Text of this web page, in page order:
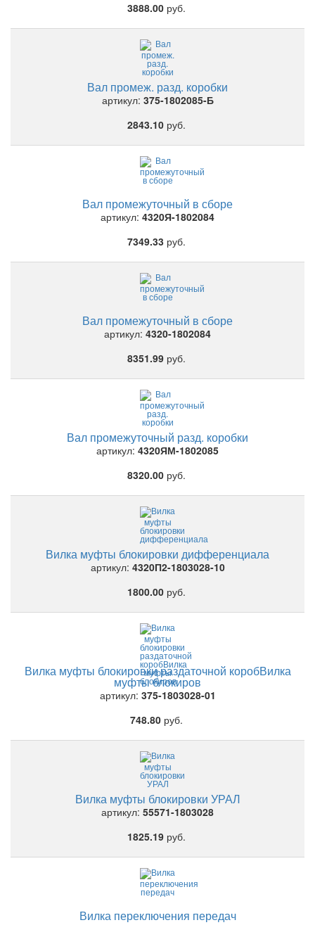
3888.00руб.
Вал промеж. разд. коробки
артикул: 375-1802085-Б
2843.10руб.
Вал промежуточный в сборе
артикул: 4320Я-1802084
7349.33руб.
Вал промежуточный в сборе
артикул: 4320-1802084
8351.99руб.
Вал промежуточный разд. коробки
артикул: 4320ЯМ-1802085
8320.00руб.
Вилка муфты блокировки дифференциала
артикул: 4320П2-1803028-10
1800.00руб.
Вилка муфты блокировки раздаточной коробВилка
муфты блокиров
артикул: 375-1803028-01
748.80руб.
Вилка муфты блокировки УРАЛ
артикул: 55571-1803028
1825.19руб.
Вилка переключения передач